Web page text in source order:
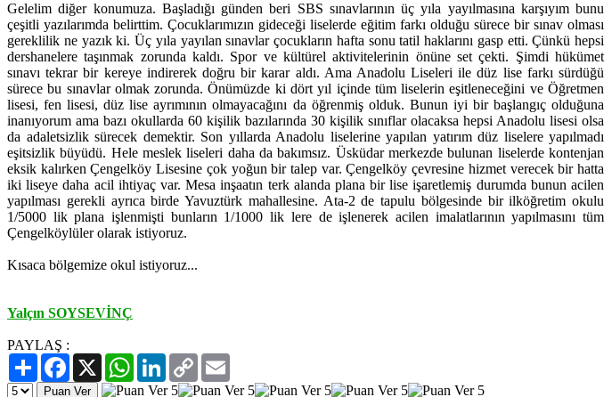
Gelelim diğer konumuza. Başladığı günden beri SBS sınavlarının üç yıla yayılmasına karşıyım bunu
çeşitli yazılarımda belirttim. Çocuklarımızın gideceği liselerde eğitim farkı olduğu sürece bir sınav olması
gereklilik ne yazık ki. Üç yıla yayılan sınavlar çocukların hafta sonu tatil haklarını gasp etti. Çünkü hepsi
dershanelere taşınmak zorunda kaldı. Spor ve kültürel aktivitelerinin önüne set çekti. Şimdi hükümet
sınavı tekrar bir kereye indirerek doğru bir karar aldı. Ama Anadolu Liseleri ile düz lise farkı sürdüğü
sürece bu sınavlar olmak zorunda. Önümüzde ki dört yıl içinde tüm liselerin eşitleneceğini ve Öğretmen
lisesi, fen lisesi, düz lise ayrımının olmayacağını da öğrenmiş olduk. Bunun iyi bir başlangıç olduğuna
inanıyorum ama bazı okullarda 60 kişilik bazılarında 30 kişilik sınıflar olacaksa hepsi Anadolu lisesi olsa
da adaletsizlik sürecek demektir. Son yıllarda Anadolu liselerine yapılan yatırım düz liselere yapılmadı
eşitsizlik büyüdü. Hele meslek liseleri daha da bakımsız. Üsküdar merkezde bulunan liselerde kontenjan
eksik kalırken Çengelköy Lisesine çok yoğun bir talep var. Çengelköy çevresine hizmet verecek bir hatta
iki liseye daha acil ihtiyaç var. Mesa inşaatın terk alanda plana bir lise işaretlemiş durumda bunun acilen
yapılması gerekli ayrıca birde Yavuztürk mahallesine. Ata-2 de tapulu bölgesinde bir ilköğretim okulu
1/5000 lik plana işlenmişti bunların 1/1000 lik lere de işlenerek acilen imalatlarının yapılmasını tüm
Çengelköylüler olarak istiyoruz.
Kısaca bölgemize okul istiyoruz...
Yalçın SOYSEVİNÇ
PAYLAŞ :
PaylaşFacebook
X WhatsAppLinkedIn
Copy
Link